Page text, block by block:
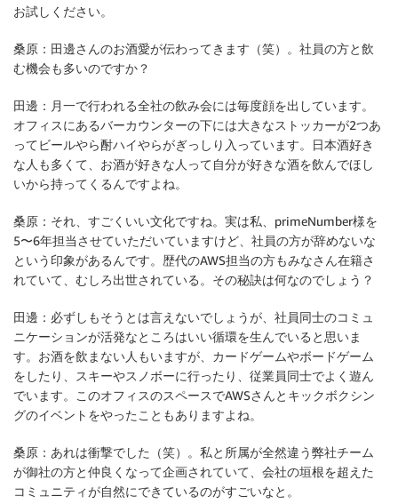
お試しください。
桑原： 田邊さんのお酒愛が伝わってきます（笑）。社員の方と飲
む機会も多いのですか？
田邊： 月一で行われる全社の飲み会には毎度顔を出しています。
オフィスにあるバーカウンターの下には大きなストッカーが2つあ
ってビールやら酎ハイやらがぎっしり入っています。日本酒好き
な人も多くて、お酒が好きな人って自分が好きな酒を飲んでほし
いから持ってくるんですよね。
桑原： それ、すごくいい文化ですね。実は私、primeNumber様を
5〜6年担当させていただいていますけど、社員の方が辞めないな
という印象があるんです。歴代のAWS担当の方もみなさん在籍さ
れていて、むしろ出世されている。その秘訣は何なのでしょう？
田邊： 必ずしもそうとは言えないでしょうが、社員同士のコミュ
ニケーションが活発なところはいい循環を生んでいると思いま
す。お酒を飲まない人もいますが、カードゲームやボードゲーム
をしたり、スキーやスノボーに行ったり、従業員同士でよく遊ん
でいます。このオフィスのスペースでAWSさんとキックボクシン
グのイベントをやったこともありますよね。
桑原： あれは衝撃でした（笑）。私と所属が全然違う弊社チーム
が御社の方と仲良くなって企画されていて、会社の垣根を超えた
コミュニティが自然にできているのがすごいなと。